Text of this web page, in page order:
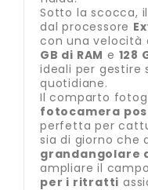
Sotto la scocca,
dal processore
con una velocità
GB di RAM e 128
ideali per gestire
quotidiane.
Il comparto
fotocamera
perfetta per
sia di giorno che
grandangolare
ampliare il
per i ritratti